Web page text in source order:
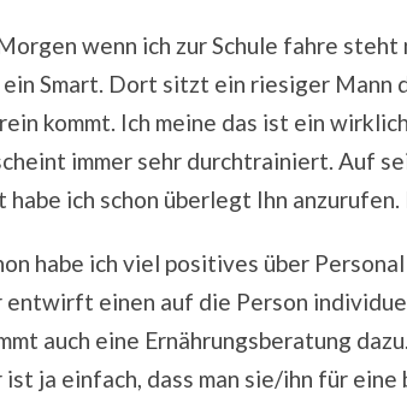
wenn ich zur Schule fahre
ein Smart. Dort sitzt ein riesiger Mann
kommt. Ich meine das ist ein
immer sehr durchtrainiert. Auf
habe ich schon überlegt Ihn
habe ich viel positives über
entwirft einen auf die Person
auch eine Ernährungsberatung
ist ja einfach, dass man sie/ihn für